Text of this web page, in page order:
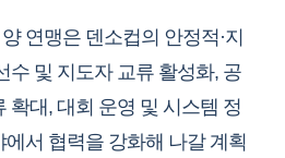
연맹은 덴소컵의 안정적·지
수 및 지도자 교류 활성화, 공
확대, 대회 운영 및 시스템 정
에서 협력을 강화해 나갈 계획